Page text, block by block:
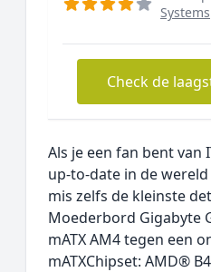
Systems
Check de
Als je een fan bent van
up-to-date in de
mis zelfs de kleinste
Moederbord Gigabyte
mATX AM4 tegen een
mATXChipset: AMD®